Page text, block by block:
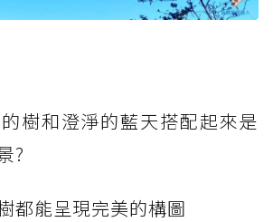
樹和澄淨的藍天搭配起來是
?
都能呈現完美的構圖